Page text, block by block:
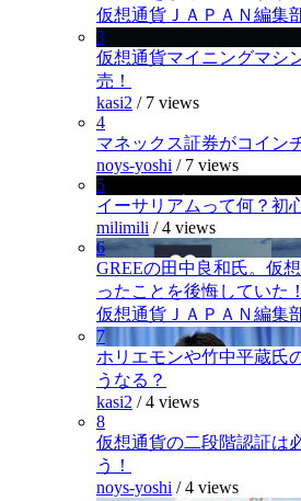
仮想通貨ＪＡＰＡＮ編集
3
仮想通貨マイニングマシ
売！
kasi2 / 7 views
4
マネックス証券がコイン
noys-yoshi / 7 views
5
イーサリアムって何？初
milimili /4 views
6
GREEの田中良和氏。仮
ったことを後悔していた！
仮想通貨ＪＡＰＡＮ編集
7
ホリエモンや竹中平蔵氏
うなる？
kasi2 /4 views
8
仮想通貨の二段階認証は
う！
noys-yoshi /4 views